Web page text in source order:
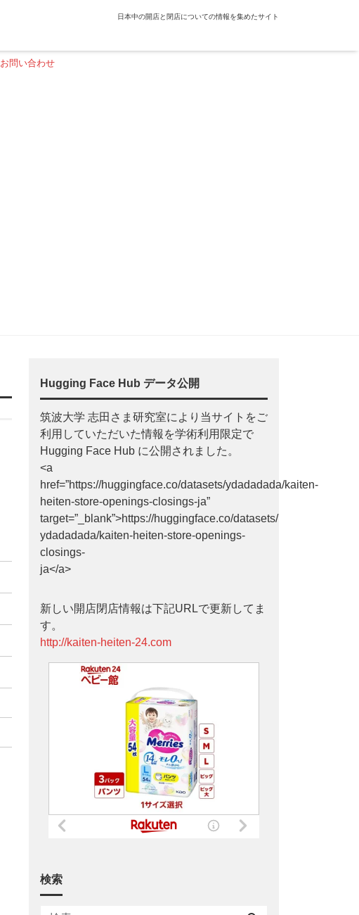
日本中の開店と閉店についての情報を集めたサイト
お問い合わせ
Hugging Face Hub データ公開
筑波大学 志田さま研究室により当サイトをご
利用していただいた情報を学術利用限定で
Hugging Face Hub に公開されました。
<a
href=”https://huggingface.co/datasets/ydadadada/kaiten-
heiten-store-openings-closings-ja”
target=”_blank”>https://huggingface.co/datasets/
ydadadada/kaiten-heiten-store-openings-
closings-
ja</a>
新しい開店閉店情報は下記URLで更新してま
す。
http://kaiten-heiten-24.com
検索